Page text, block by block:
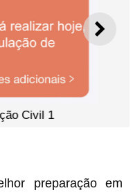
preparação em